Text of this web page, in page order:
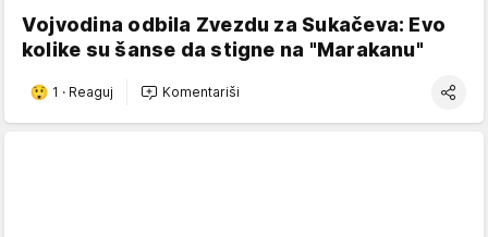
Vojvodina odbila Zvezdu za Sukačeva: Evo
kolike su šanse da stigne na "Marakanu"
1 · Reaguj Komentariši